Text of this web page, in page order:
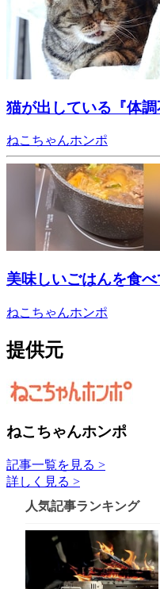
猫が出している『体
ねこちゃんホンポ
美味しいごはんを食
ねこちゃんホンポ
提供元
ねこちゃんホンポ
記事一覧を見る >
詳しく見る >
人気記事ランキング